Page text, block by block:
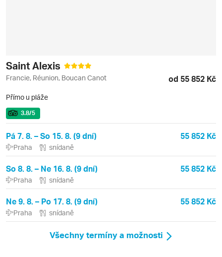
Saint Alexis
Francie, Réunion, Boucan Canot od 55 852 Kč
Přímo u pláže
3.8/5
Pá 7. 8. – So 15. 8. (9 dní) 55 852 Kč
Praha snídaně
So 8. 8. – Ne 16. 8. (9 dní) 55 852 Kč
Praha snídaně
Ne 9. 8. – Po 17. 8. (9 dní) 55 852 Kč
Praha snídaně
Všechny termíny a možnosti